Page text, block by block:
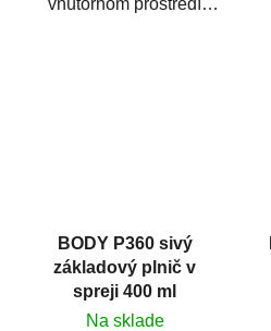
vnútornom prostredí
BODY P360 sivý
základový plnič v
spreji 400 ml
Na sklade